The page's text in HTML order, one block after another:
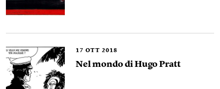
17 OTT 2018
Nel mondo di Hugo Pratt